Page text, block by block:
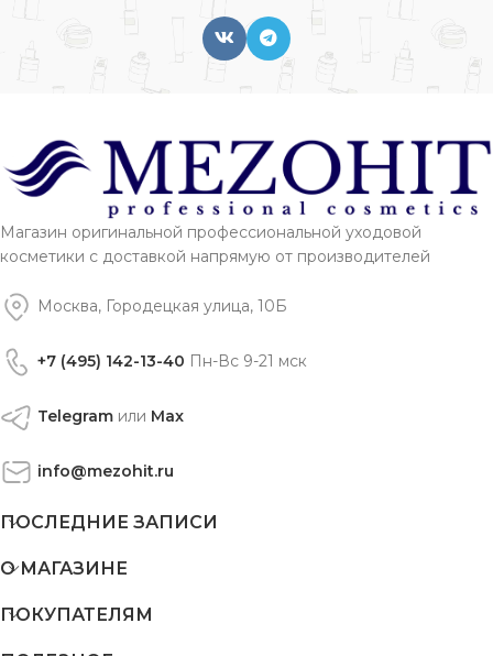
Магазин оригинальной профессиональной уходовой
косметики с доставкой напрямую от производителей
Москва, Городецкая улица, 10Б
+7 (495) 142-13-40 Пн-Вс 9-21 мск
Telegram или Max
info@mezohit.ru
ПОСЛЕДНИЕ ЗАПИСИ
О МАГАЗИНЕ
ПОКУПАТЕЛЯМ